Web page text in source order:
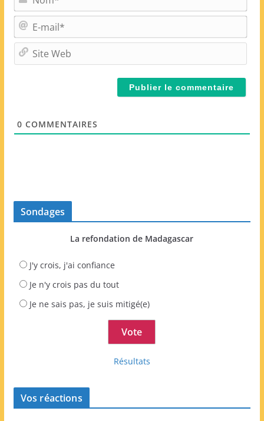
o
m
*
E
-
m
i
0 COMMENTAIRES
Sondages
La refondation de Madagascar
J'y crois, j'ai confiance
Je n'y crois pas du tout
Je ne sais pas, je suis mitigé(e)
Résultats
Vos réactions